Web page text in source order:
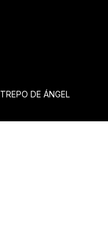
DE ÁNGEL